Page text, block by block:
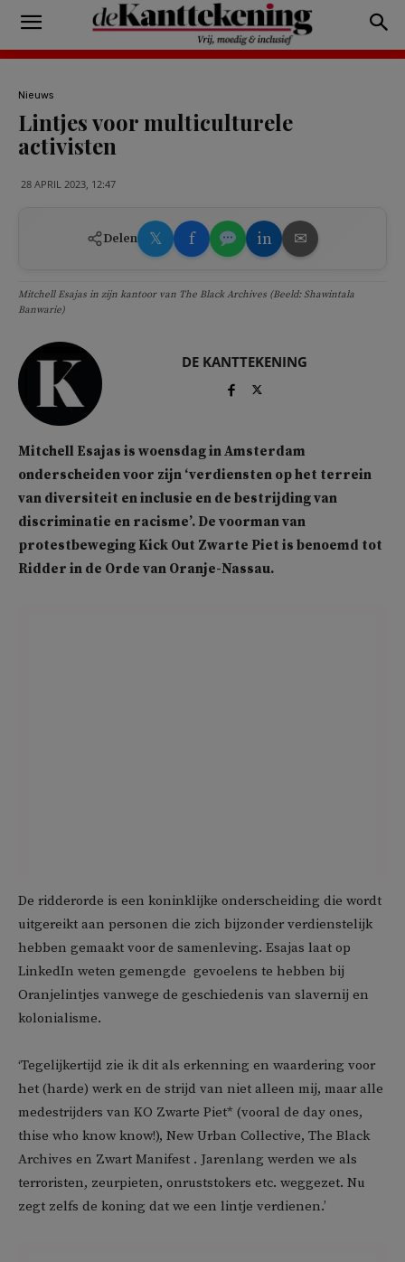
Nieuws
Lintjes voor multiculturele
activisten
28 APRIL 2023, 12:47
Delen 𝕏 f in ✉
Mitchell Esajas in zijn kantoor van The Black Archives (Beeld: Shawintala
Banwarie)
DE KANTTEKENING
Mitchell Esajas is woensdag in Amsterdam
onderscheiden voor zijn ‘verdiensten op het terrein
van diversiteit en inclusie en de bestrijding van
discriminatie en racisme’. De voorman van
protestbeweging Kick Out Zwarte Piet is benoemd tot
Ridder in de Orde van Oranje-Nassau.
De ridderorde is een koninklijke onderscheiding die wordt
uitgereikt aan personen die zich bijzonder verdienstelijk
hebben gemaakt voor de samenleving. Esajas laat op
LinkedIn weten gemengde gevoelens te hebben bij
Oranjelintjes vanwege de geschiedenis van slavernij en
kolonialisme.
‘Tegelijkertijd zie ik dit als erkenning en waardering voor
het (harde) werk en de strijd van niet alleen mij, maar alle
medestrijders van KO Zwarte Piet* (vooral de day ones,
thise who know know!), New Urban Collective, The Black
Archives en Zwart Manifest . Jarenlang werden we als
terroristen, zeurpieten, onruststokers etc. weggezet. Nu
zegt zelfs de koning dat we een lintje verdienen.’